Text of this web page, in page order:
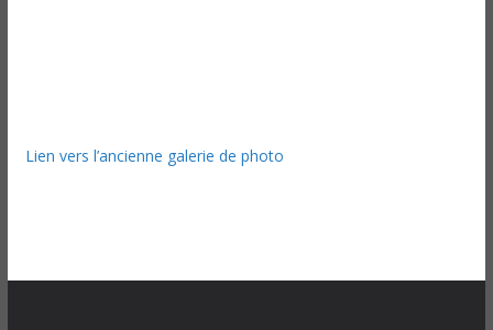
Lien vers l’ancienne galerie de photo